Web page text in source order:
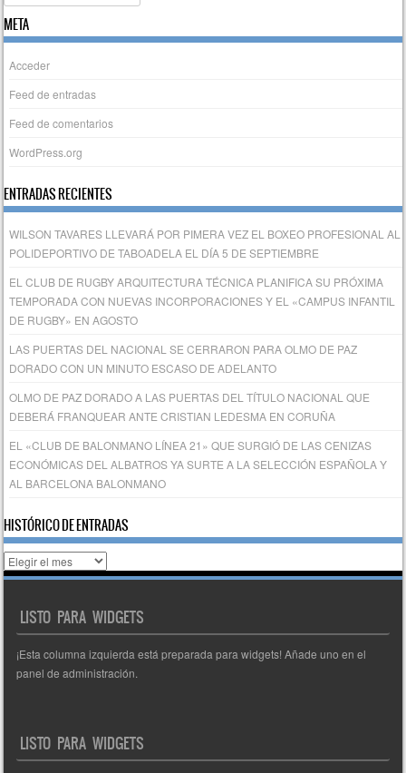
META
Acceder
Feed de entradas
Feed de comentarios
WordPress.org
ENTRADAS RECIENTES
WILSON TAVARES LLEVARÁ POR PIMERA VEZ EL BOXEO PROFESIONAL AL
POLIDEPORTIVO DE TABOADELA EL DÍA 5 DE SEPTIEMBRE
EL CLUB DE RUGBY ARQUITECTURA TÉCNICA PLANIFICA SU PRÓXIMA
TEMPORADA CON NUEVAS INCORPORACIONES Y EL «CAMPUS INFANTIL
DE RUGBY» EN AGOSTO
LAS PUERTAS DEL NACIONAL SE CERRARON PARA OLMO DE PAZ
DORADO CON UN MINUTO ESCASO DE ADELANTO
OLMO DE PAZ DORADO A LAS PUERTAS DEL TÍTULO NACIONAL QUE
DEBERÁ FRANQUEAR ANTE CRISTIAN LEDESMA EN CORUÑA
EL «CLUB DE BALONMANO LÍNEA 21» QUE SURGIÓ DE LAS CENIZAS
ECONÓMICAS DEL ALBATROS YA SURTE A LA SELECCIÓN ESPAÑOLA Y
AL BARCELONA BALONMANO
HISTÓRICO DE ENTRADAS
Histórico
de
LISTO PARA WIDGETS
¡Esta columna izquierda está preparada para widgets! Añade uno en el
panel de administración.
LISTO PARA WIDGETS